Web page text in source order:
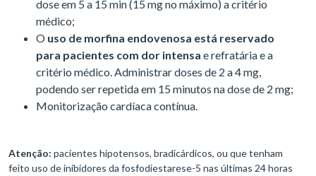
dose em 5 a 15 min (15 mg no máximo) a critério
médico;
O uso de morfina endovenosa está reservado
para pacientes com dor intensa e refratária e a
critério médico. Administrar doses de 2 a 4 mg,
podendo ser repetida em 15 minutos na dose de 2 mg;
Monitorização cardíaca contínua.
Atenção: pacientes hipotensos, bradicárdicos, ou que tenham
feito uso de inibidores da fosfodiestarese-5 nas últimas 24 horas